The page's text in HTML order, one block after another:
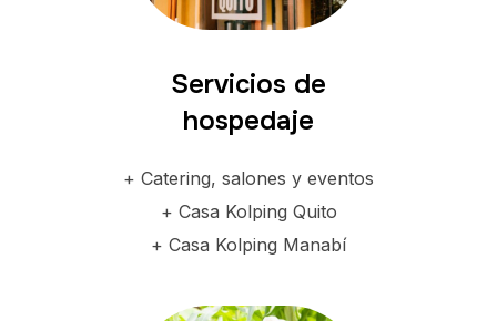
Servicios de
hospedaje
+ Catering, salones y eventos
+ Casa Kolping Quito
+ Casa Kolping Manabí